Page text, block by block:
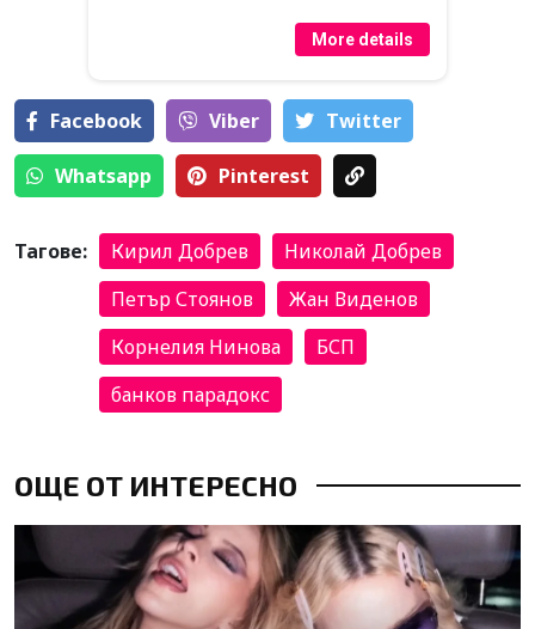
More details
Facebook Viber Тwitter
Whatsapp Pinterest
Тагове: Кирил Добрев
Николай Добрев
Петър Стоянов
Жан Виденов
Корнелия Нинова
БСП
банков парадокс
ОЩЕ ОТ ИНТЕРЕСНО